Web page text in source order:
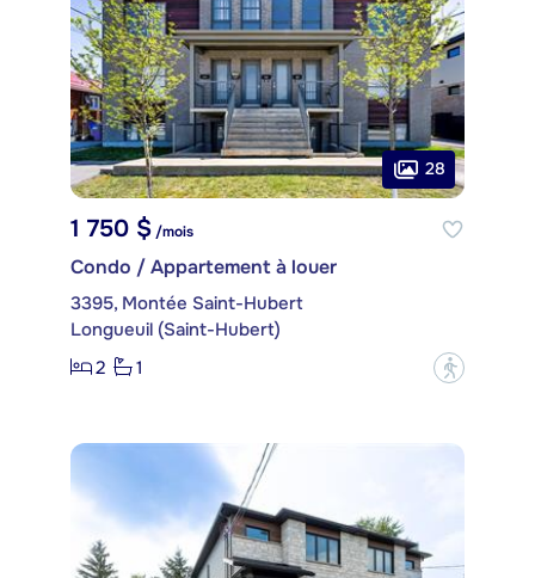
28
1 750 $ /mois
Condo / Appartement à louer
3395, Montée Saint-Hubert
Longueuil (Saint-Hubert)
2
1 ?